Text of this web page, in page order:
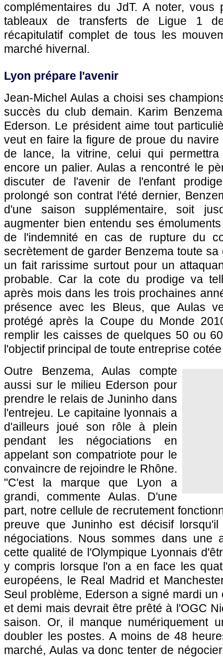
complémentaires du JdT. A noter, vous
tableaux de transferts de Ligue 1
récapitulatif complet de tous les
marché hivernal.
Lyon prépare l'avenir
Jean-Michel Aulas a choisi ses
succès du club demain. Karim
Ederson. Le président aime tout
veut en faire la figure de proue du
de lance, la vitrine, celui qui
encore un palier. Aulas a rencontré le
discuter de l'avenir de l'enfant
prolongé son contrat l'été dernier,
d'une saison supplémentaire, soit
augmenter bien entendu ses
de l'indemnité en cas de rupture du
secrètement de garder Benzema toute
un fait rarissime surtout pour un
probable. Car la cote du prodige va
après mois dans les trois prochaines
présence avec les Bleus, que Aulas
protégé après la Coupe du Monde
remplir les caisses de quelques 50 ou
l'objectif principal de toute entreprise
Outre Benzema, Aulas compte
aussi sur le milieu Ederson pour
prendre le relais de Juninho dans
l'entrejeu. Le capitaine lyonnais a
d'ailleurs joué son rôle à plein
pendant les négociations en
appelant son compatriote pour le
convaincre de rejoindre le Rhône.
"C'est la marque que Lyon a
grandi, commente Aulas. D'une
part, notre cellule de recrutement
preuve que Juninho est décisif
négociations. Nous sommes dans une
cette qualité de l'Olympique Lyonnais
y compris lorsque l'on a en face les
européens, le Real Madrid et
Seul problème, Ederson a signé mardi
et demi mais devrait être prêté à l'OGC
saison. Or, il manque numériquement
doubler les postes. A moins de 48
marché, Aulas va donc tenter de